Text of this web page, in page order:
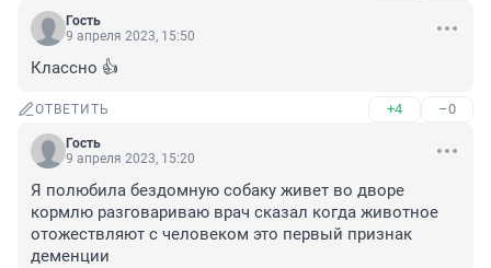
Гость
9 апреля 2023, 15:50
Классно 👍
ОТВЕТИТЬ +4 –0
Гость
9 апреля 2023, 15:20
Я полюбила бездомную собаку живет во дворе
кормлю разговариваю врач сказал когда животное
отожествляют с человеком это первый признак
деменции